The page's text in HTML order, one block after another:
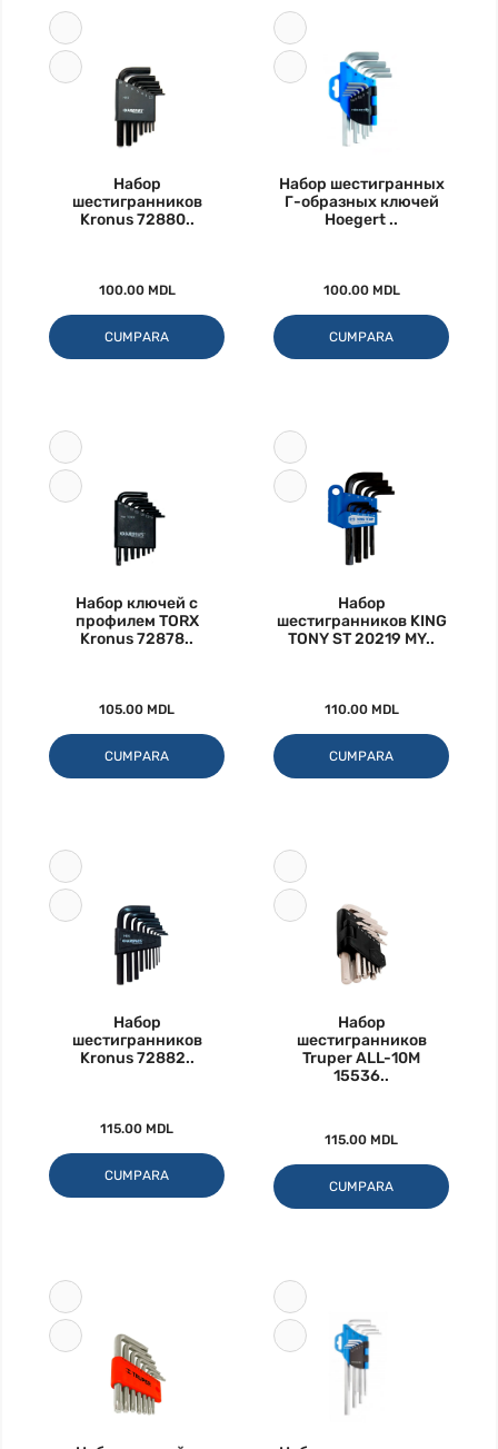
Набор
шестигранников
Kronus 72880..
100.00 MDL
CUMPARA
Набор шестигранных
Г-образных ключей
Hoegert ..
100.00 MDL
CUMPARA
Набор ключей с
профилем TORX
Kronus 72878..
105.00 MDL
CUMPARA
Набор
шестигранников KING
TONY ST 20219 MY..
110.00 MDL
CUMPARA
Набор
шестигранников
Kronus 72882..
115.00 MDL
CUMPARA
Набор
шестигранников
Truper ALL-10M
15536..
115.00 MDL
CUMPARA